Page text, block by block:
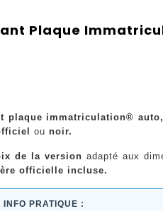
Plaque
plaque immatriculation®
ou noir.
de la version adapté aux
officielle incluse.
INFO PRATIQUE :